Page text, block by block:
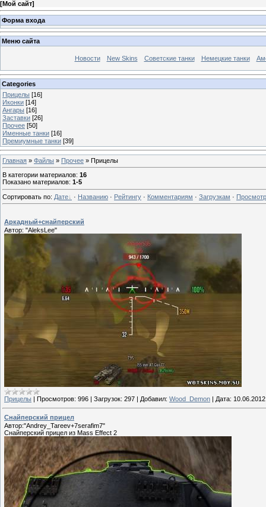
[Мой сайт]
Форма входа
Меню сайта
Новости New Skins Советские танки Немецкие танки
Categories
Прицелы [16]
Иконки [14]
Ангары [16]
Заставки [26]
Прочее [50]
Именные танки [16]
Премиумные танки [39]
Главная » Файлы » Прочее » Прицелы
В категории материалов: 16
Показано материалов: 1-5
Сортировать по: Дате · Названию · Рейтингу · Комментариям · Загрузкам ·
Аркадный+снайперский
Автор: "AleksLee"
Прицелы Просмотров: 996 Загрузок: 297 Добавил: Wood_Demon Дата: 10.06.2012
Снайперский прицел
Автор:"Andrey_Tareev+7serafim7"
Снайперский прицел из Mass Effect 2